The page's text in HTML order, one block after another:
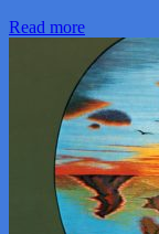
Read more